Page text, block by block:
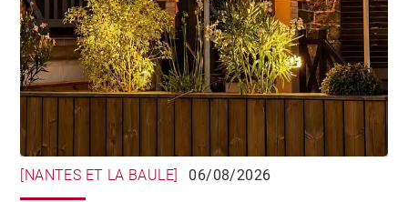
[NANTES ET LA BAULE] 06/08/2026